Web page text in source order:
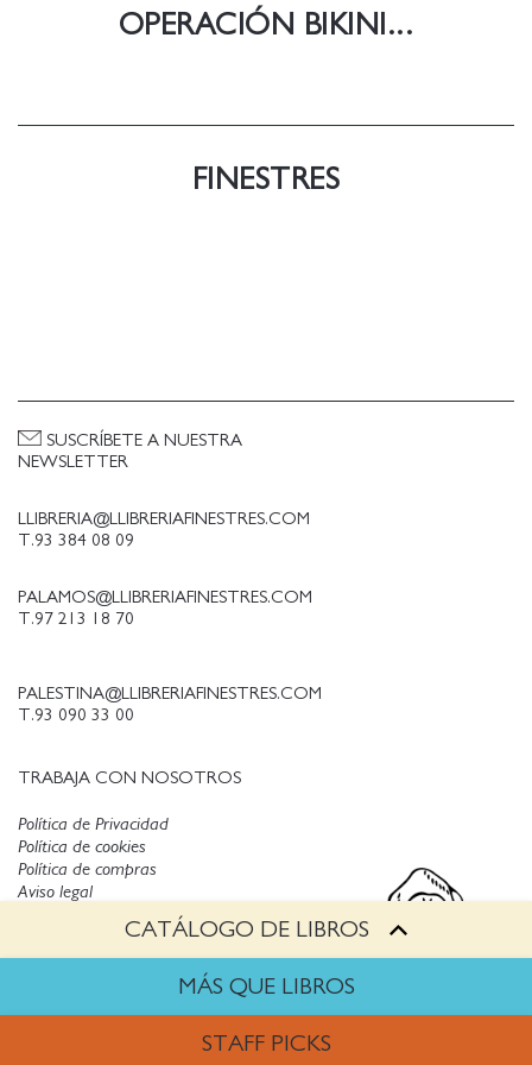
CATÁLOGO DE LIBROS
MÁS QUE LIBROS
STAFF PICKS
OPERACIÓN BIKINI...
FINESTRES
LLIBRERIA@LLIBRERIAFINESTRES.COM
T.93 384 08 09
PALAMOS@LLIBRERIAFINESTRES.COM
T.97 213 18 70
PALESTINA@LLIBRERIAFINESTRES.COM
T.93 090 33 00
TRABAJA CON NOSOTROS
SUSCRÍBETE A NUESTRA
NEWSLETTER
Política de Privacidad
Política de cookies
Aviso legal
Política de compras